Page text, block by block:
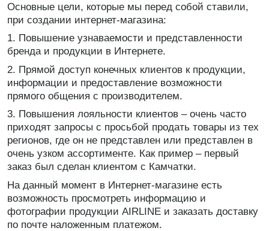
Основные цели, которые мы перед собой ставили,
при создании интернет-магазина:
1. Повышение узнаваемости и представленности
бренда и продукции в Интернете.
2. Прямой доступ конечных клиентов к продукции,
информации и предоставление возможности
прямого общения с производителем.
3. Повышения лояльности клиентов – очень часто
приходят запросы с просьбой продать товары из тех
регионов, где он не представлен или представлен в
очень узком ассортименте. Как пример – первый
заказ был сделан клиентом с Камчатки.
На данный момент в Интернет-магазине есть
возможность просмотреть информацию и
фотографии продукции AIRLINE и заказать доставку
по почте наложенным платежом.